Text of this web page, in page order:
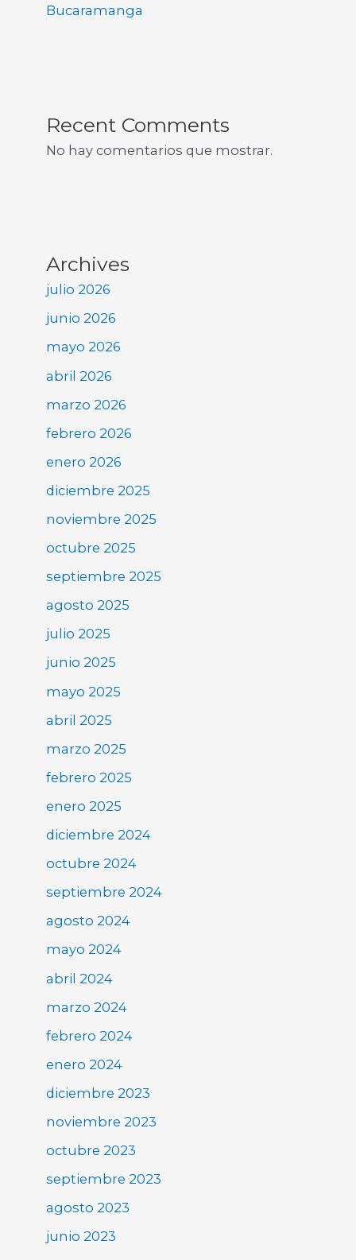
Bucaramanga
Recent Comments
No hay comentarios que mostrar.
Archives
julio 2026
junio 2026
mayo 2026
abril 2026
marzo 2026
febrero 2026
enero 2026
diciembre 2025
noviembre 2025
octubre 2025
septiembre 2025
agosto 2025
julio 2025
junio 2025
mayo 2025
abril 2025
marzo 2025
febrero 2025
enero 2025
diciembre 2024
octubre 2024
septiembre 2024
agosto 2024
mayo 2024
abril 2024
marzo 2024
febrero 2024
enero 2024
diciembre 2023
noviembre 2023
octubre 2023
septiembre 2023
agosto 2023
junio 2023